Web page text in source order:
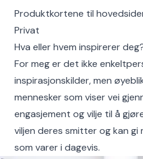
Produktkortene til
Privat
Hva eller hvem inspirerer
For meg er det ikke
inspirasjonskilder, men
mennesker som viser vei
engasjement og vilje til å
viljen deres smitter og kan gi
som varer i dagevis.